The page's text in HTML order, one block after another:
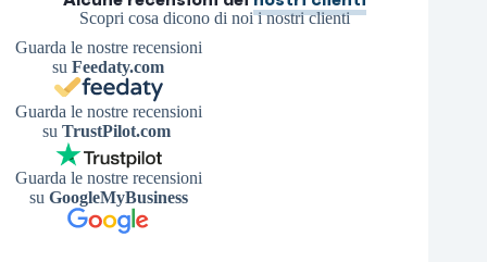
Scopri cosa dicono di noi i nostri clienti
Guarda le nostre recensioni
suFeedaty.com
Guarda le nostre recensioni
su TrustPilot.com
Guarda le nostre recensioni
su GoogleMyBusiness